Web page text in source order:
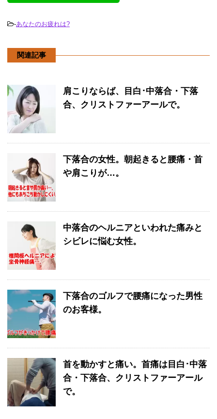
-あなたのお疲れは?
関連記事
肩こりならば、目白･中落合・下落
合、クリストファーアールで。
下落合の女性。朝起きると腰痛・首
や肩こりが…。
中落合のヘルニアといわれた痛みと
シビレに悩む女性。
下落合のゴルフで腰痛になった男性
のお客様。
首を動かすと痛い。首痛は目白･中落
合・下落合、クリストファーアール
で。